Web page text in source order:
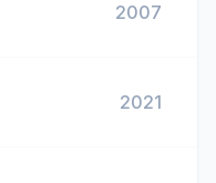
2007
2021